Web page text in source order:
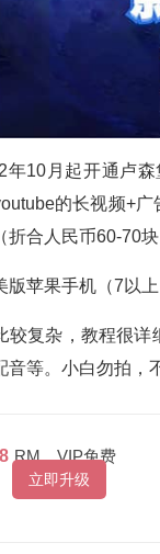
年10月起开通卢
的长视频+
折合人民币60-70
版苹果手机（7以
较复杂，教程很
音等。小白勿拍，
RM，VIP免费
立即升级